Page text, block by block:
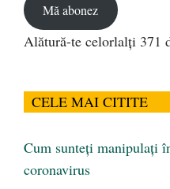
Mă abonez
Alătură-te celorlalți 371
CELE MAI CITITE
Cum sunteți manipulați
coronavirus